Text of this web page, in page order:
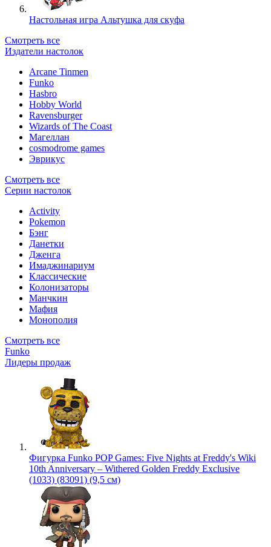
Настольная игра Альтушка для скуфа
Смотреть все
Издатели настолок
Arcane Tinmen
Funko
Hasbro
Hobby World
Ravensburger
Wizards of The Coast
Магеллан
сosmodrome games
Эврикус
Смотреть все
Серии настолок
Activity
Pokemon
Бэнг
Данетки
Дженга
Имаджинариум
Классические
Колонизаторы
Манчкин
Мафия
Монополия
Смотреть все
Funko
Лидеры продаж
Фигурка Funko POP Games: Five Nights at Freddy's Wiki
10th Anniversary – Withered Golden Freddy Exclusive
(1033) (83091) (9,5 см)